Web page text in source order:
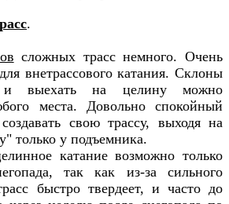
.
сложных трасс немного. Очень
внетрассового катания. Склоны
и выехать на целину можно
места. Довольно спокойный
свою трассу, выходя на
только у подъемника.
катание возможно только
так как из-за сильного
быстро твердеет, и часто до